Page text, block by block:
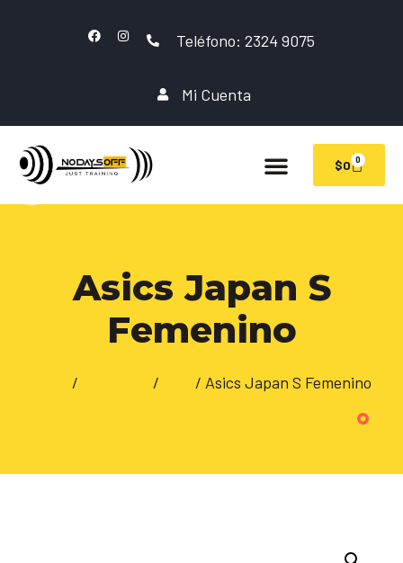
Teléfono: 2324 9075
Mi Cuenta
$0 0
Asics Japan S
Femenino
/ / / Asics Japan S Femenino